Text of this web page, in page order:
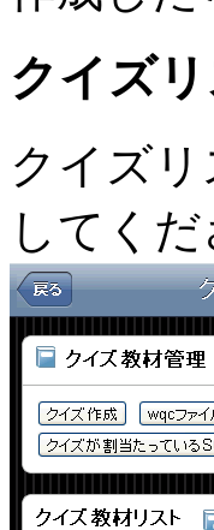
クイズ
クイズ
してくだ